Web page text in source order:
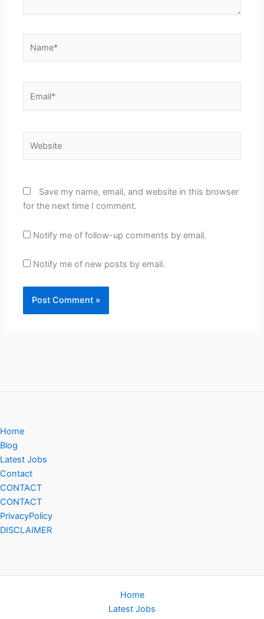
Save my name, email, and website in this browser
for the next time I comment.
Notify me of follow-up comments by email.
Notify me of new posts by email.
Home
Blog
Latest Jobs
Contact
CONTACT
CONTACT
PrivacyPolicy
DISCLAIMER
Home
Latest Jobs